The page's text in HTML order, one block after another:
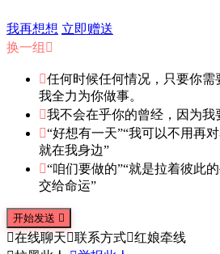
我再想想 立即赠送
换一组 
任何时候任何情况，只要你需
我全力为你做事。
我不会在乎你的曾经，因为我
“好想有一天”“我可以不用再
就在我身边”
“咱们要做的”“就是拉着彼此
交给命运”
开始发送 
在线聊天联系方式红娘牵线